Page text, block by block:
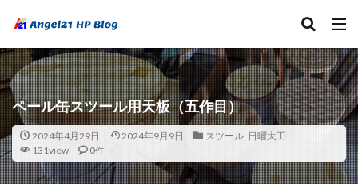
ペール缶スツール用天板（五作目）
2024年4月29日 2024年9月9日 スツール, 日曜大工
131view
0件